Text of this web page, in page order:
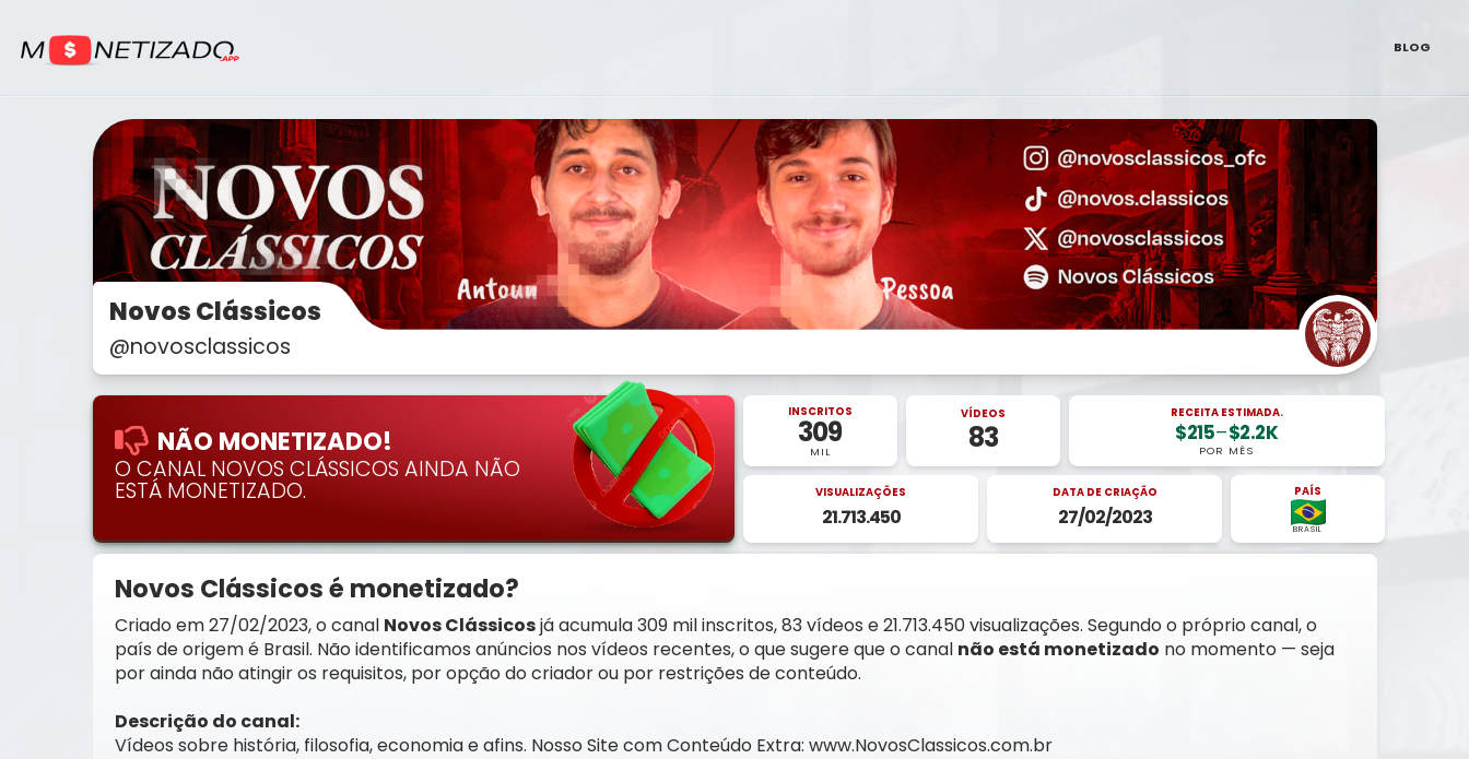
BLOG
Novos Clássicos
@novosclassicos
NÃO MONETIZADO!
O CANAL NOVOS CLÁSSICOS AINDA NÃO
ESTÁ MONETIZADO.
INSCRITOS
309
MIL
VÍDEOS
83
RECEITA ESTIMADA.
$215–$2.2K
POR MÊS
VISUALIZAÇÕES
21.713.450
DATA DE CRIAÇÃO
27/02/2023
PAÍS
BRASIL
Novos Clássicos é monetizado?
Criado em 27/02/2023, o canal Novos Clássicosjá acumula 309 mil inscritos, 83 vídeos e 21.713.450 visualizações. Segundo o próprio canal, o
país de origem é Brasil. Não identificamos anúncios nos vídeos recentes, o que sugere que o canal não está monetizado no momento — seja
por ainda não atingir os requisitos, por opção do criador ou por restrições de conteúdo.
Descrição do canal:
Vídeos sobre história, filosofia, economia e afins. Nosso Site com Conteúdo Extra: www.NovosClassicos.com.br